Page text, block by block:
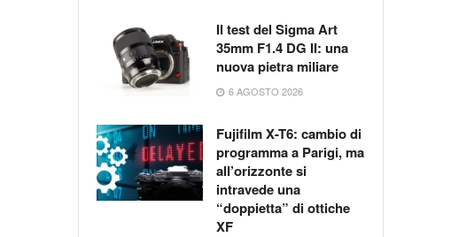
Il test del Sigma Art
35mm F1.4 DG II: una
nuova pietra miliare
6 AGOSTO 2026
Fujifilm X-T6: cambio di
programma a Parigi, ma
all’orizzonte si
intravede una
“doppietta” di ottiche
XF